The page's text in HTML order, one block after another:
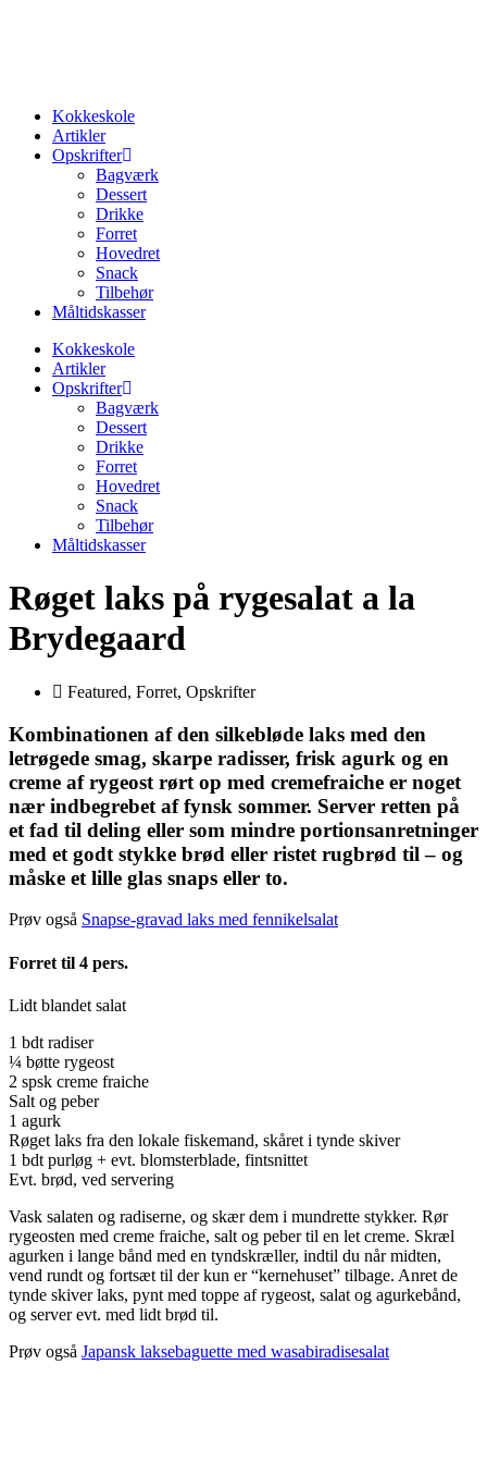
Kokkeskole
Artikler
Opskrifter
Bagværk
Dessert
Drikke
Forret
Hovedret
Snack
Tilbehør
Måltidskasser
Kokkeskole
Artikler
Opskrifter
Bagværk
Dessert
Drikke
Forret
Hovedret
Snack
Tilbehør
Måltidskasser
Røget laks på rygesalat a la
Brydegaard
Featured, Forret, Opskrifter
Kombinationen af den silkebløde laks med den
letrøgede smag, skarpe radisser, frisk agurk og en
creme af rygeost rørt op med cremefraiche er noget
nær indbegrebet af fynsk sommer. Server retten på
et fad til deling eller som mindre portionsanretninger
med et godt stykke brød eller ristet rugbrød til – og
måske et lille glas snaps eller to.
Prøv også Snapse-gravad laks med fennikelsalat
Forret til 4 pers.
Lidt blandet salat
1 bdt radiser
¼ bøtte rygeost
2 spsk creme fraiche
Salt og peber
1 agurk
Røget laks fra den lokale fiskemand, skåret i tynde skiver
1 bdt purløg + evt. blomsterblade, fintsnittet
Evt. brød, ved servering
Vask salaten og radiserne, og skær dem i mundrette stykker. Rør
rygeosten med creme fraiche, salt og peber til en let creme. Skræl
agurken i lange bånd med en tyndskræller, indtil du når midten,
vend rundt og fortsæt til der kun er “kernehuset” tilbage. Anret de
tynde skiver laks, pynt med toppe af rygeost, salat og agurkebånd,
og server evt. med lidt brød til.
Prøv også Japansk laksebaguette med wasabiradisesalat